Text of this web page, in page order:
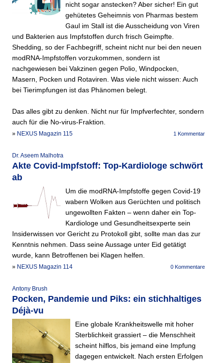
nicht sogar anstecken? Aber sicher! Ein gut
gehütetes Geheimnis von Pharmas bestem
Gaul im Stall ist die Ausscheidung von Viren
und Bakterien aus Impfstoffen durch frisch Geimpfte.
Shedding, so der Fachbegriff, scheint nicht nur bei den neuen
modRNA-Impfstoffen vorzukommen, sondern ist
nachgewiesen bei Vakzinen gegen Polio, Windpocken,
Masern, Pocken und Rota­viren. Was viele nicht wissen: Auch
bei Tierimpfungen ist das Phänomen belegt.
Das alles gibt zu denken. Nicht nur für Impfverfechter, sondern
auch für die No-virus-Fraktion.
1 Kommentar
» NEXUS Magazin 115
Dr. Aseem Malhotra
Akte Covid-Impfstoff: Top-Kardiologe schwört
ab
Um die modRNA-Impfstoffe gegen Covid-19
wabern Wolken aus Gerüchten und politisch
ungewollten Fakten – wenn daher ein Top-
Kardiologe und Gesundheitsexperte sein
Insiderwissen vor Gericht zu Protokoll gibt, sollte man das zur
Kenntnis nehmen. Dass seine Aussage unter Eid getätigt
wurde, kann Betroffenen bei Klagen helfen.
0 Kommentare
» NEXUS Magazin 114
Antony Brush
Pocken, Pandemie und Piks: ein stichhaltiges
Déjà-vu
Eine globale Krankheitswelle mit hoher
Sterblichkeit grassiert – die Menschheit
scheint hilflos, bis jemand eine Impfung
dagegen entwickelt. Nach ersten Erfolgen